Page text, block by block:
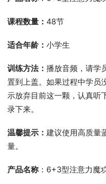
课程数量： 48节
适合年龄： 小学生
训练方法： 播放音频，请学
置到上盖。如果过程中学员
示放弃目前这一颗，认真听
录下来。
温馨提示： 建议使用高质量
量。
产品名称：6+3型注意力魔